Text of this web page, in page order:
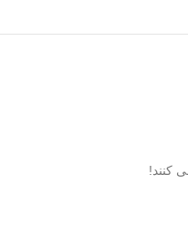
کنند!